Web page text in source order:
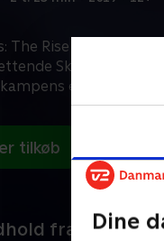
Dine
The Rise of
Skywalker-
endelige slag
tilkøb
fra Disney+